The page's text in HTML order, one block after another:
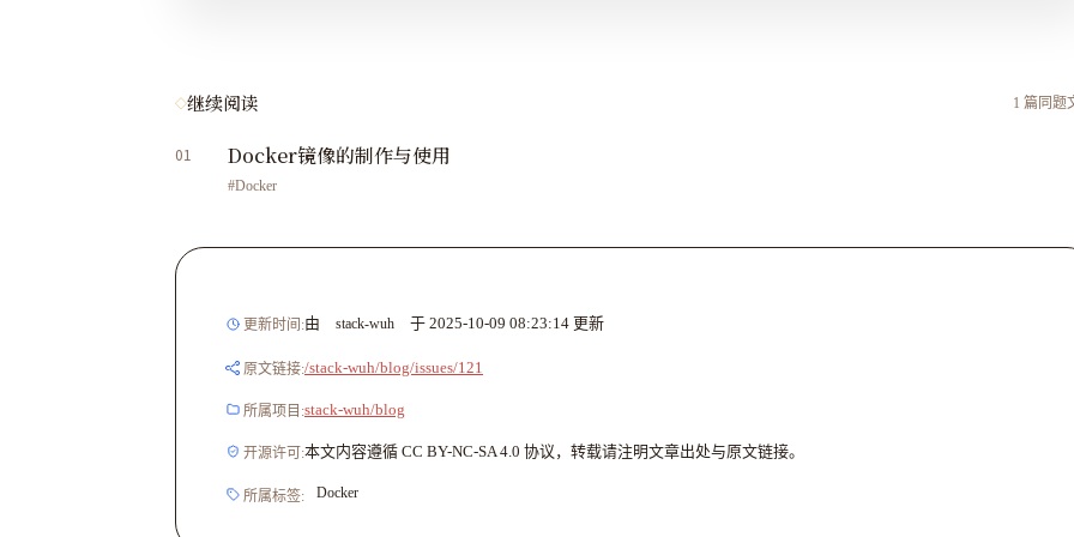
继续阅读 1 篇同题
01 Docker镜像的制作与使用
#Docker
更新时间:由 stack-wuh 于 2025-10-09 08:23:14 更新
原文链接:/stack-wuh/blog/issues/121
所属项目:stack-wuh/blog
开源许可:本文内容遵循 CC BY-NC-SA 4.0 协议，转载请注明文章出处与原文链接。
所属标签: Docker